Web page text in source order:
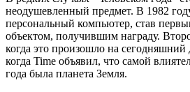
неодушевленный предмет. В 1982
персональный компьютер, став
объектом, получившим награду.
когда это произошло на сегодняшний
когда Time объявил, что самой
года была планета Земля.